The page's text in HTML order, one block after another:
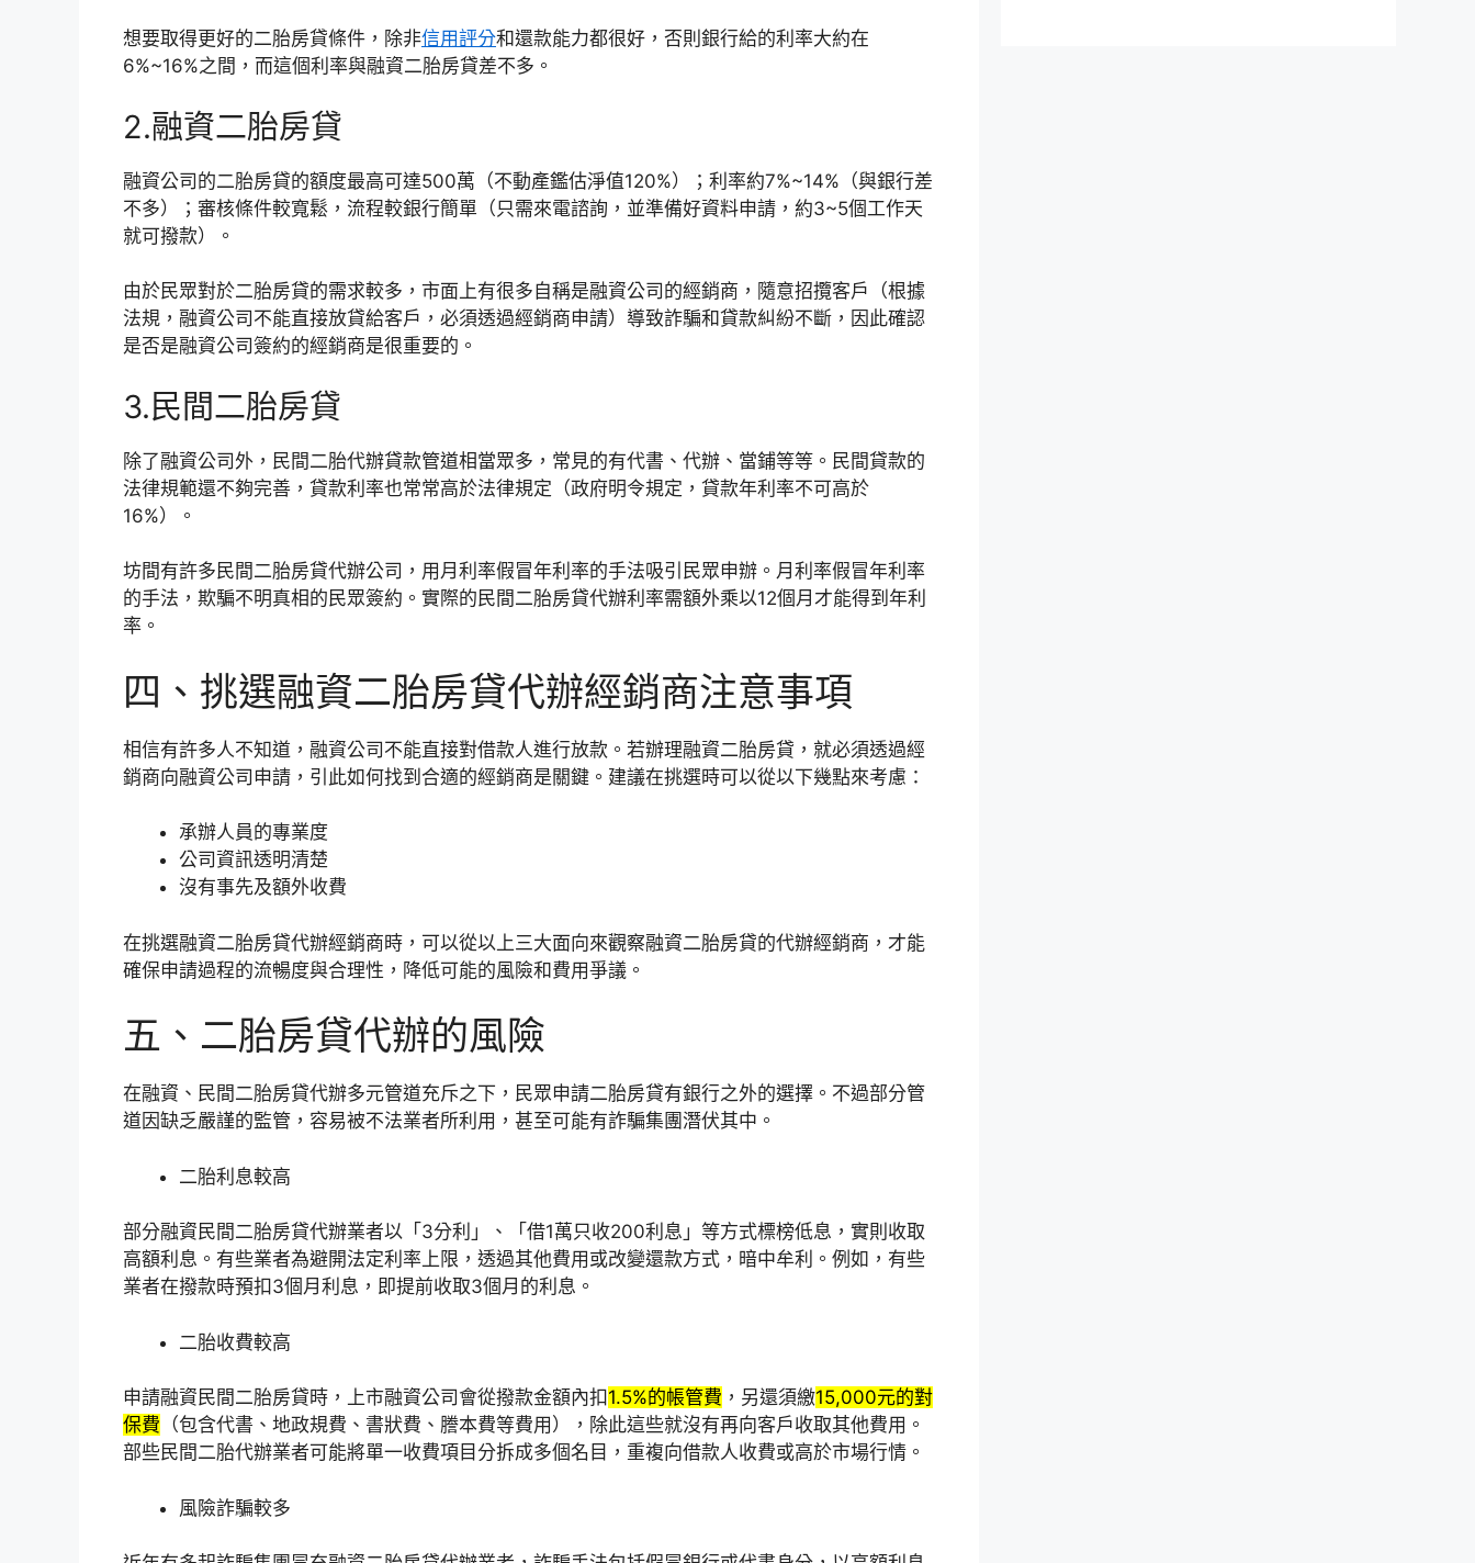
想要取得更好的二胎房貸條件，除非信用評分和還款能力都很好，否則銀行給的利率大約在
6%~16%之間，而這個利率與融資二胎房貸差不多。
2.融資二胎房貸
融資公司的二胎房貸的額度最高可達500萬（不動產鑑估淨值120%）；利率約7%~14%（與銀行差
不多）；審核條件較寬鬆，流程較銀行簡單（只需來電諮詢，並準備好資料申請，約3~5個工作天
就可撥款）。
由於民眾對於二胎房貸的需求較多，市面上有很多自稱是融資公司的經銷商，隨意招攬客戶（根據
法規，融資公司不能直接放貸給客戶，必須透過經銷商申請）導致詐騙和貸款糾紛不斷，因此確認
是否是融資公司簽約的經銷商是很重要的。
3.民間二胎房貸
除了融資公司外，民間二胎代辦貸款管道相當眾多，常見的有代書、代辦、當鋪等等。民間貸款的
法律規範還不夠完善，貸款利率也常常高於法律規定（政府明令規定，貸款年利率不可高於
16%）。
坊間有許多民間二胎房貸代辦公司，用月利率假冒年利率的手法吸引民眾申辦。月利率假冒年利率
的手法，欺騙不明真相的民眾簽約。實際的民間二胎房貸代辦利率需額外乘以12個月才能得到年利
率。
四、挑選融資二胎房貸代辦經銷商注意事項
相信有許多人不知道，融資公司不能直接對借款人進行放款。若辦理融資二胎房貸，就必須透過經
銷商向融資公司申請，引此如何找到合適的經銷商是關鍵。建議在挑選時可以從以下幾點來考慮：
承辦人員的專業度
公司資訊透明清楚
沒有事先及額外收費
在挑選融資二胎房貸代辦經銷商時，可以從以上三大面向來觀察融資二胎房貸的代辦經銷商，才能
確保申請過程的流暢度與合理性，降低可能的風險和費用爭議。
五、二胎房貸代辦的風險
在融資、民間二胎房貸代辦多元管道充斥之下，民眾申請二胎房貸有銀行之外的選擇。不過部分管
道因缺乏嚴謹的監管， 容易被不法業者所利用，甚至可能有詐騙集團潛伏其中。
二胎利息較高
部分融資民間二胎房貸代辦業者以「3分利」、「借1萬只收200利息」等方式標榜低息，實則收取
高額利息。有些業者為避開法定利率上限，透過其他費用或改變還款方式，暗中牟利。例如，有些
業者在撥款時預扣3個月利息，即提前收取3個月的利息。
二胎收費較高
申請融資民間二胎房貸時，上市融資公司會從撥款金額內扣 1.5%的帳管費 ，另還須繳15,000元的對
保費 （包含代書、地政規費、書狀費、謄本費等費用），除此這些就沒有再向客戶收取其他費用。
部些民間二胎代辦業者可能將單一收費項目分拆成多個名目，重複向借款人收費或高於市場行情。
風險詐騙較多